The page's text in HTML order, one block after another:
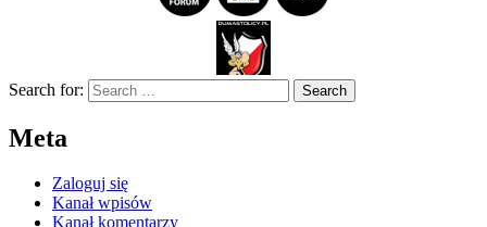
Search for:
Meta
Zaloguj się
Kanał wpisów
Kanał komentarzy